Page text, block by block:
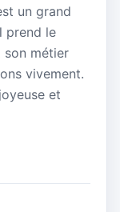
un grand
prend le
métier
vivement.
et